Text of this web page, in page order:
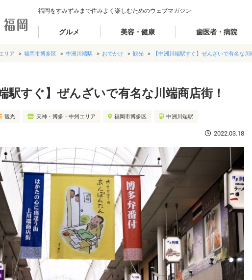
福岡をすみずみまで住みよく楽しむためのウェブマガジン
グルメ 美容・健康 歯医者・病院
リア 福岡市博多区 中洲川端駅 おでかけ 観光 【中洲川端駅すぐ】ぜんざいで有名な川
駅すぐ】ぜんざいで有名な川端商店街！
観光 天神・博多・中州エリア 福岡市博多区 中洲川端駅
2022.03.18